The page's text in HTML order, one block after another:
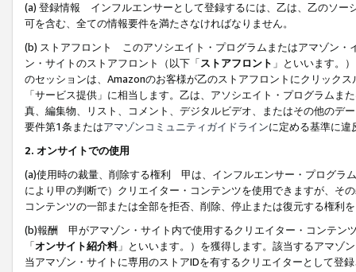
(a) 登録情報 インフルエンサーとして登録するには、乙は、乙のソー
可を含む、全ての情報要件を満たさなければなりません。
(b) ストアフロント このアソシエイト・プログラムまたはアマゾン・
ン・サイトのストアフロント（以下「ストアフロント 」といいます。
のセッションは、Amazonのお客様が乙のストアフロントにクリック
「サービス提供」に相当します。乙は、アソシエイト・プログラム
真、編集物、リスト、コメント、デジタルビデオ、またはその他のデ
要件第1条またはアマゾンコミュニティガイドラインに定める基準に違
2. オンサイトでの使用
(a)使用時の裁量、削除する権利 甲は、インフルエンサー・プログラ
により甲の判断で）クリエイター・コンテンツを使用できますが、そ
コンテンツの一部または全部を拒否、削除、停止または復元する権利
(b)報酬 甲がアマゾン・サイト内で使用するクリエイター・コンテン
「オンサイト紹介料」といいます。）を獲得します。該当するアマゾ
当アマゾン・サイトに専用のストアIDを有するクリエイターとして登